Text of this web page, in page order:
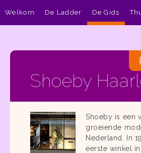
Shoeby
Shoeby is een
groeiende
Nederland. In
eerste winkel
Welkom De Ladder De Gids